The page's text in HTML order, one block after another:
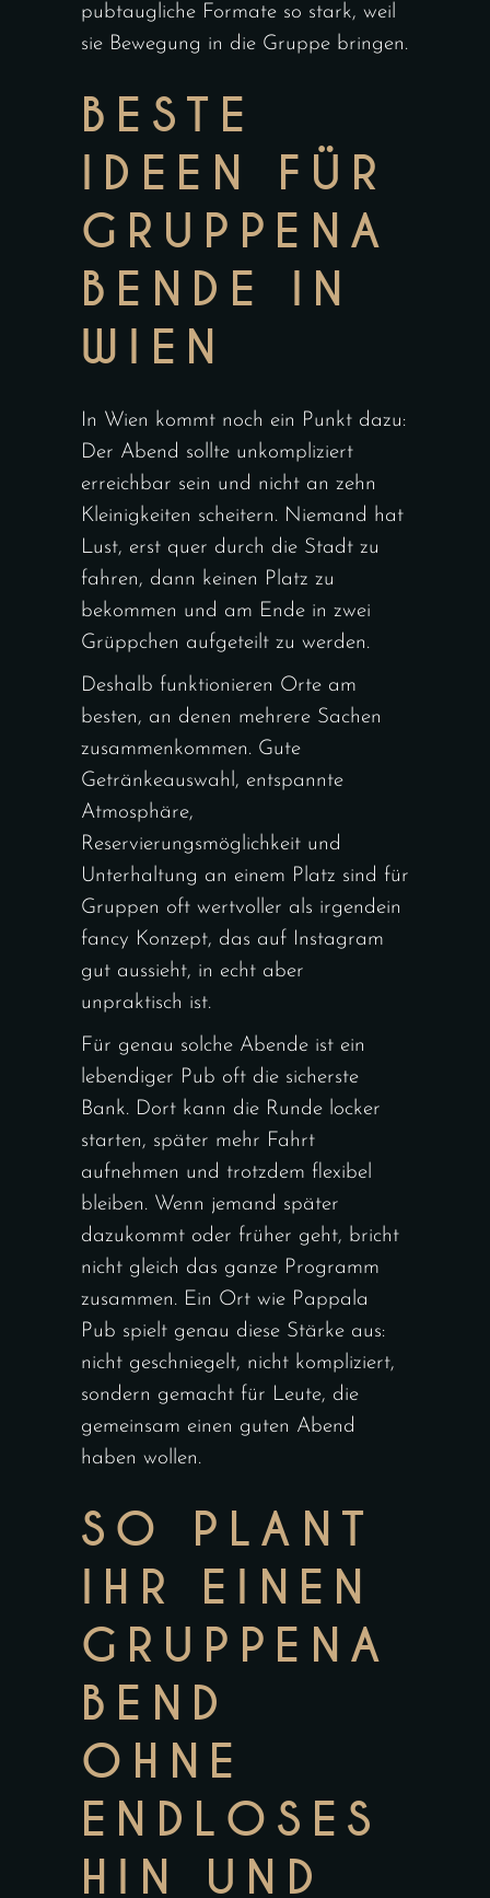
pubtaugliche Formate so stark, weil
sie Bewegung in die Gruppe bringen.
BESTE
IDEEN FÜR
GRUPPENA
BENDE IN
WIEN
In Wien kommt noch ein Punkt dazu:
Der Abend sollte unkompliziert
erreichbar sein und nicht an zehn
Kleinigkeiten scheitern. Niemand hat
Lust, erst quer durch die Stadt zu
fahren, dann keinen Platz zu
bekommen und am Ende in zwei
Grüppchen aufgeteilt zu werden.
Deshalb funktionieren Orte am
besten, an denen mehrere Sachen
zusammenkommen. Gute
Getränkeauswahl, entspannte
Atmosphäre,
Reservierungsmöglichkeit und
Unterhaltung an einem Platz sind für
Gruppen oft wertvoller als irgendein
fancy Konzept, das auf Instagram
gut aussieht, in echt aber
unpraktisch ist.
Für genau solche Abende ist ein
lebendiger Pub oft die sicherste
Bank. Dort kann die Runde locker
starten, später mehr Fahrt
aufnehmen und trotzdem flexibel
bleiben. Wenn jemand später
dazukommt oder früher geht, bricht
nicht gleich das ganze Programm
zusammen. Ein Ort wie Pappala
Pub spielt genau diese Stärke aus:
nicht geschniegelt, nicht kompliziert,
sondern gemacht für Leute, die
gemeinsam einen guten Abend
haben wollen.
SO PLANT
IHR EINEN
GRUPPENA
BEND
OHNE
ENDLOSES
HIN UND